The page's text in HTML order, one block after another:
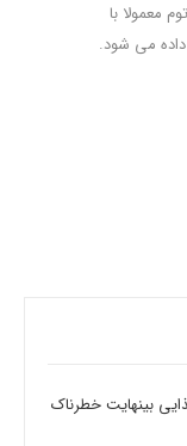
معمولا با
می شود.
حد این 8 ماده غذایی بینهایت خطرناک